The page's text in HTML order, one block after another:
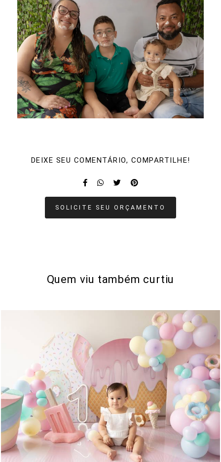
DEIXE SEU COMENTÁRIO, COMPARTILHE!
SOLICITE SEU ORÇAMENTO
Quem viu também curtiu
326 0